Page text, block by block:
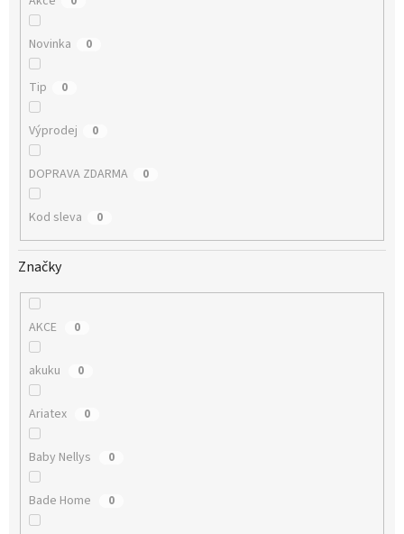
Novinka 0
Tip 0
Výprodej 0
DOPRAVA ZDARMA 0
Kod sleva 0
Značky
AKCE 0
akuku 0
Ariatex 0
Baby Nellys 0
Bade Home 0